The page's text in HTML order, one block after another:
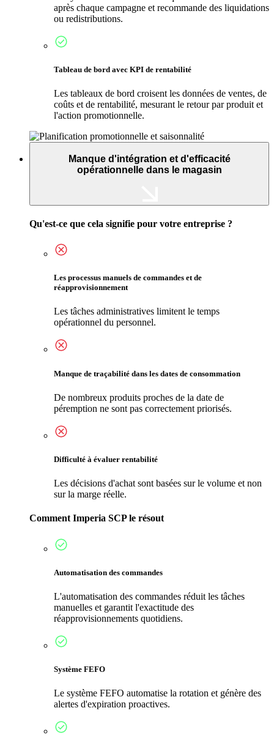
après chaque campagne et recommande des liquidations
ou redistributions.
Tableau de bord avec KPI de rentabilité
Les tableaux de bord croisent les données de ventes, de
coûts et de rentabilité, mesurant le retour par produit et
l'action promotionnelle.
Manque d'intégration et d'efficacité
opérationnelle dans le magasin
Qu'est-ce que cela signifie pour votre entreprise ?
Les processus manuels de commandes et de
réapprovisionnement
Les tâches administratives limitent le temps
opérationnel du personnel.
Manque de traçabilité dans les dates de consommation
De nombreux produits proches de la date de
péremption ne sont pas correctement priorisés.
Difficulté à évaluer rentabilité
Les décisions d'achat sont basées sur le volume et non
sur la marge réelle.
Comment Imperia SCP le résout
Automatisation des commandes
L'automatisation des commandes réduit les tâches
manuelles et garantit l'exactitude des
réapprovisionnements quotidiens.
Système FEFO
Le système FEFO automatise la rotation et génère des
alertes d'expiration proactives.